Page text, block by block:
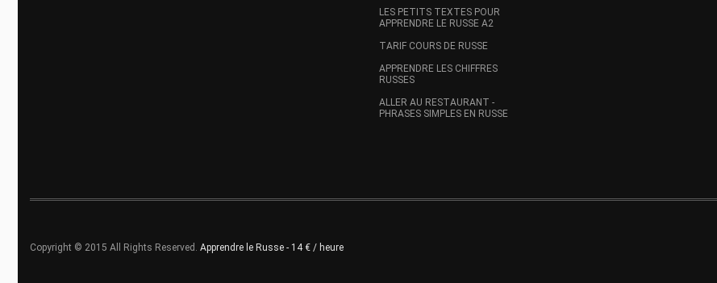
LES PETITS TEXTES POUR
APPRENDRE LE RUSSE A2
TARIF COURS DE RUSSE
APPRENDRE LES CHIFFRES
RUSSES
ALLER AU RESTAURANT -
PHRASES SIMPLES EN RUSSE
Copyright © 2015 All Rights Reserved. Apprendre le Russe - 14 € / heure